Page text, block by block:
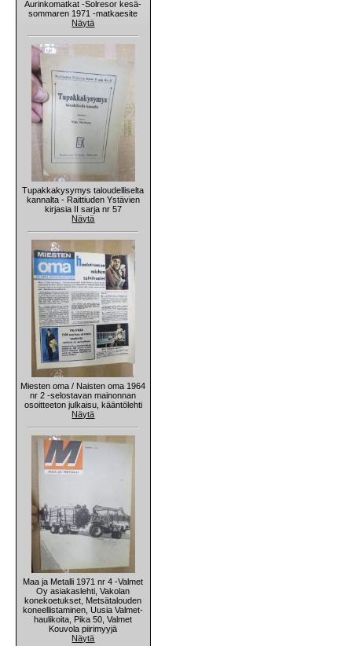
Aurinkomatkat -Solresor kesä-
sommaren 1971 -matkaesite
Näytä
Tupakkakysymys taloudelliselta
kannalta - Raittiuden Ystävien
kirjasia II sarja nr 57
Näytä
Miesten oma / Naisten oma 1964
nr 2 -selostavan mainonnan
osoitteeton julkaisu, kääntölehti
Näytä
Maa ja Metalli 1971 nr 4 -Valmet
Oy asiakaslehti, Vakolan
konekoetukset, Metsätalouden
koneellistaminen, Uusia Valmet-
haulikoita, Pika 50, Valmet
Kouvola piirimyyjä
Näytä